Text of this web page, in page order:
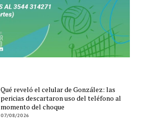
Qué reveló el celular de González: las
pericias descartaron uso del teléfono al
momento del choque
07/08/2026